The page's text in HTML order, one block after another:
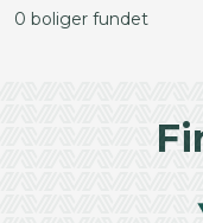
0 boliger fundet